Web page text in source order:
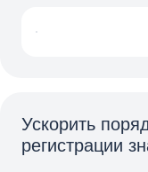
Ускорить
регистрации